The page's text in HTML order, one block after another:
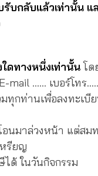
รับกลับแล้วเท่านั้น แ
ดทางหนึ่งเท่านั้น โด
mail …… เบอร์โทร
ทุกท่านเพื่อลงทะเบี
นมาล่วงหน้า แต่สม
รียญ
ด้ ในวันกิจกรรม